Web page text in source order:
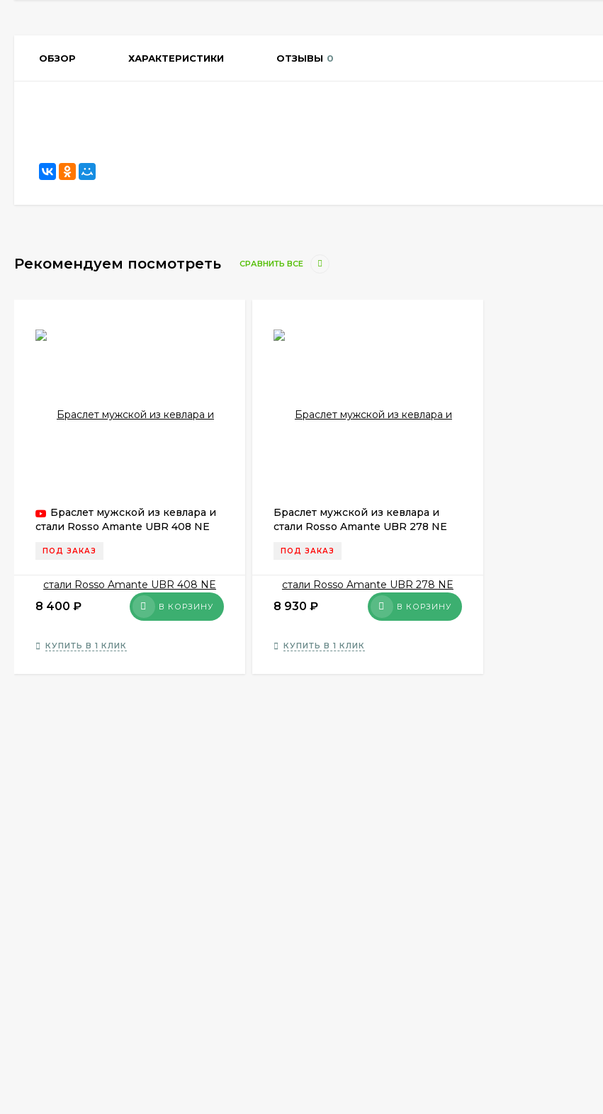
ОБЗОР ХАРАКТЕРИСТИКИ ОТЗЫВЫ 0
Рекомендуем посмотреть СРАВНИТЬ ВСЕ
Браслет мужской из кевлара и
стали Rosso Amante UBR 408 NE
ПОД ЗАКАЗ
8 400 ₽ В КОРЗИНУ
КУПИТЬ В 1 КЛИК
Браслет мужской из кевлара и
стали Rosso Amante UBR 278 NE
ПОД ЗАКАЗ
8 930 ₽ В КОРЗИНУ
КУПИТЬ В 1 КЛИК